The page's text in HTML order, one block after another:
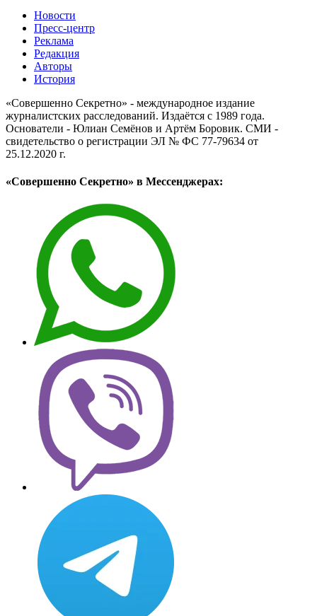
Новости
Пресс-центр
Реклама
Редакция
Авторы
История
«Совершенно Секретно» - международное издание
журналистских расследований. Издаётся с 1989 года.
Основатели - Юлиан Семёнов и Артём Боровик. CМИ -
свидетельство о регистрации ЭЛ № ФС 77-79634 от
25.12.2020 г.
«Совершенно Секретно» в Мессенджерах: